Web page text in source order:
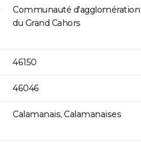
Communauté d'agglomération
du Grand Cahors
46150
46046
Calamanais, Calamanaises